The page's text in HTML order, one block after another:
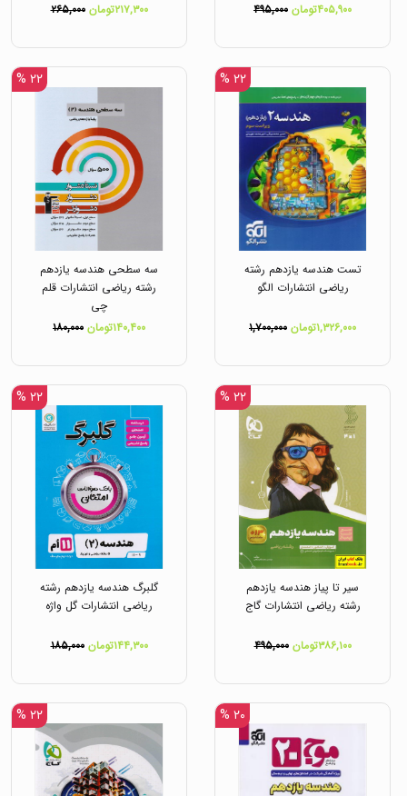
۴۰۵,۹۰۰تومان
۴۹۵,۰۰۰
۲۱۷,۳۰۰تومان
۲۶۵,۰۰۰
۲۲ %
تست هندسه یازدهم رشته
ریاضی انتشارات الگو
۱,۳۲۶,۰۰۰تومان ۱,۷۰۰,۰۰۰
۲۲ %
سه سطحی هندسه یازدهم
رشته ریاضی انتشارات قلم
چی
۱۴۰,۴۰۰تومان
۱۸۰,۰۰۰
۲۲ %
سیر تا پیاز هندسه یازدهم
رشته ریاضی انتشارات گاج
۳۸۶,۱۰۰تومان ۴۹۵,۰۰۰
۲۲ %
گلبرگ هندسه یازدهم رشته
ریاضی انتشارات گل واژه
۱۴۴,۳۰۰تومان ۱۸۵,۰۰۰
۲۰ % ۲۲ %